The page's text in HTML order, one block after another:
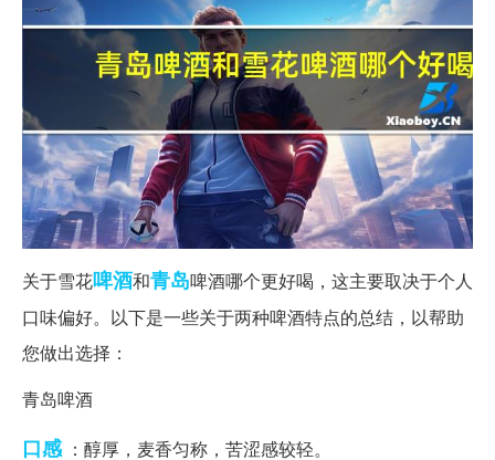
关于雪花啤酒和青岛啤酒哪个更好喝，这主要取决于个人
口味偏好。以下是一些关于两种啤酒特点的总结，以帮助
您做出选择：
青岛啤酒
口感：醇厚，麦香匀称，苦涩感较轻。